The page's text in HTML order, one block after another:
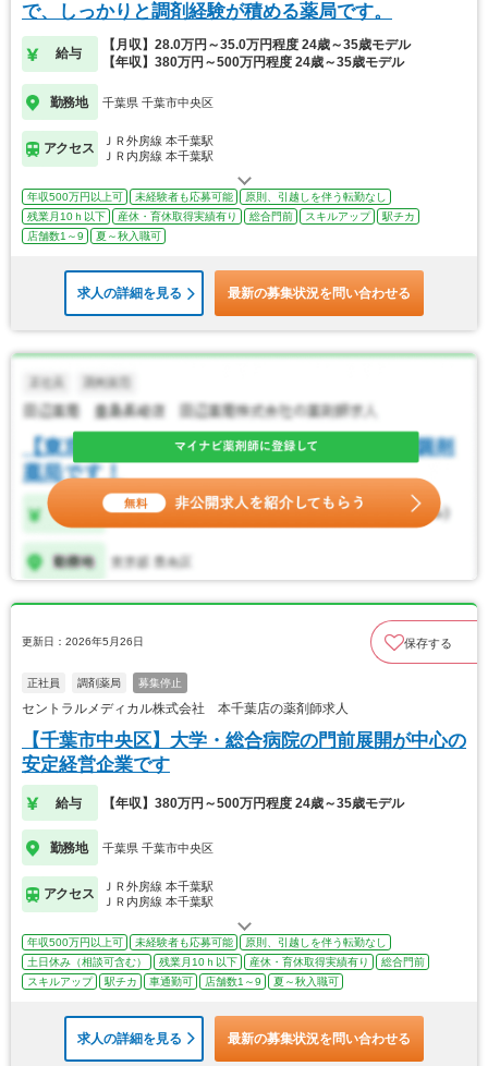
で、しっかりと調剤経験が積める薬局です。
給与
【月収】28.0万円～35.0万円程度 24歳～35歳モデル
【年収】380万円～500万円程度 24歳～35歳モデル
勤務地 千葉県 千葉市中央区
アクセス
ＪＲ外房線 本千葉駅
ＪＲ内房線 本千葉駅
年収500万円以上可 未経験者も応募可能
原則、引越しを伴う転勤なし
残業月10ｈ以下
産休・育休取得実績有り 総合門前 スキルアップ
駅チカ
店舗数1～9
夏～秋入職可
求人の詳細を見る 最新の募集状況を問い合わせる
更新日：2026年5月26日 保存する
正社員 調剤薬局 募集停止
セントラルメディカル株式会社 本千葉店の薬剤師求人
【千葉市中央区】大学・総合病院の門前展開が中心の
安定経営企業です
給与 【年収】380万円～500万円程度 24歳～35歳モデル
勤務地 千葉県 千葉市中央区
アクセス
ＪＲ外房線 本千葉駅
ＪＲ内房線 本千葉駅
年収500万円以上可 未経験者も応募可能
原則、引越しを伴う転勤なし
土日休み（相談可含む）
残業月10ｈ以下 産休・育休取得実績有り
総合門前
スキルアップ
駅チカ 車通勤可 店舗数1～9 夏～秋入職可
求人の詳細を見る 最新の募集状況を問い合わせる